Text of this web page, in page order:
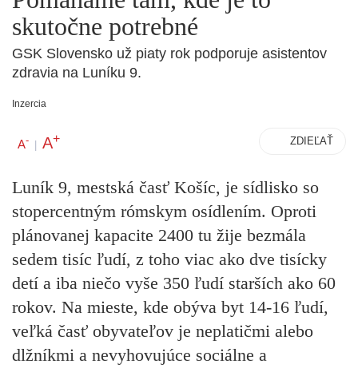
skutočne potrebné
GSK Slovensko už piaty rok podporuje asistentov
zdravia na Luníku 9.
Inzercia
A- | A+ ZDIEĽAŤ
Luník 9, mestská časť Košíc, je sídlisko so
stopercentným rómskym osídlením. Oproti
plánovanej kapacite 2400 tu žije bezmála
sedem tisíc ľudí, z toho viac ako dve tisícky
detí a iba niečo vyše 350 ľudí starších ako 60
rokov. Na mieste, kde obýva byt 14-16 ľudí,
veľká časť obyvateľov je neplatičmi alebo
dlžníkmi a nevyhovujúce sociálne a